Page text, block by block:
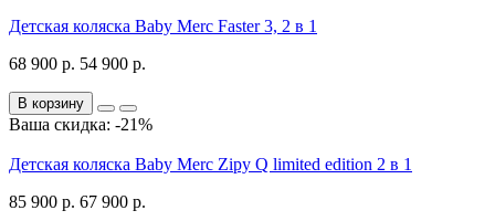
Детская коляска Baby Merc Faster 3, 2 в 1
68 900 р. 54 900 р.
В корзину
Ваша скидка: -21%
Детская коляска Baby Merc Zipy Q limited edition 2 в 1
85 900 р. 67 900 р.